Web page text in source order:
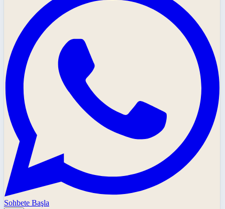
Sohbete Başla